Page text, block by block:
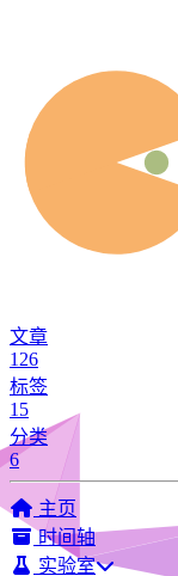
文章
126
标签
15
分类
6
主页
时间轴
实验室